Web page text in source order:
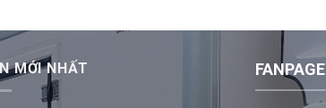
MỚI NHẤT FANPAGE